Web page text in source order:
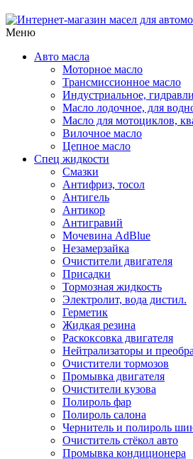
Меню
Авто масла
Моторное масло
Трансмиссионное масло
Индустриальное,
Масло лодочное, для
Масло для мотоциклов,
Вилочное масло
Цепное масло
Спец жидкости
Смазки
Антифриз, тосол
Антигель
Антикор
Антигравий
Мочевина AdBlue
Незамерзайка
Очистители двигателя
Присадки
Тормозная жидкость
Электролит, вода дистил.
Герметик
Жидкая резина
Раскоксовка двигателя
Нейтрализаторы и
Очистители тормозов
Промывка двигателя
Очистители кузова
Полироль фар
Полироль салона
Чернитель и полироль
Очиститель стёкол авто
Промывка кондиционера